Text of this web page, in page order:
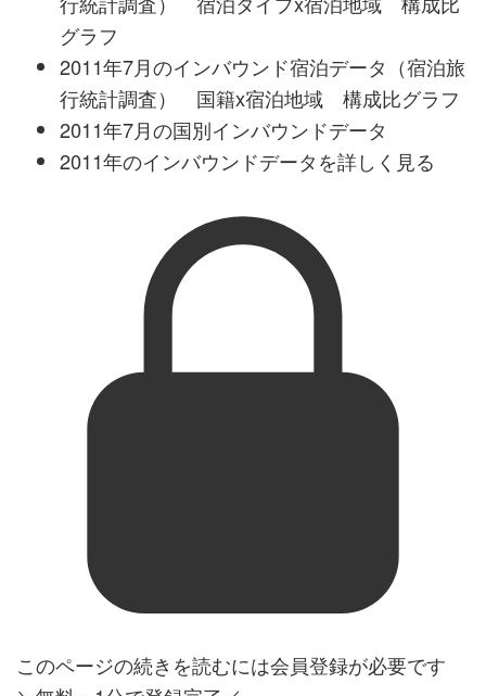
グラフ
2011年7月のインバウンド宿泊データ（宿泊旅
行統計調査） 国籍x宿泊地域 構成比グラフ
2011年7月の国別インバウンドデータ
2011年のインバウンドデータを詳しく見る
このページの続きを読むには会員登録が必要です